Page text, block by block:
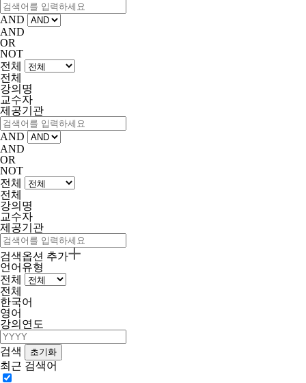
AND
AND
OR
NOT
전체
전체
강의명
교수자
제공기관
AND
AND
OR
NOT
전체
전체
강의명
교수자
제공기관
검색옵션 추가
언어유형
전체
전체
한국어
영어
강의연도
검색
최근 검색어